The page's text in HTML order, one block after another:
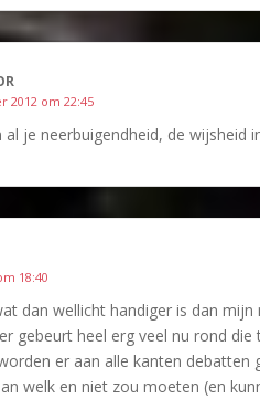
2012 om 22:45
al je neerbuigendheid, de wijsheid
18:40
dan wellicht handiger is dan
gebeurt heel erg veel nu rond
er aan alle kanten debatten
welk en niet zou moeten (en